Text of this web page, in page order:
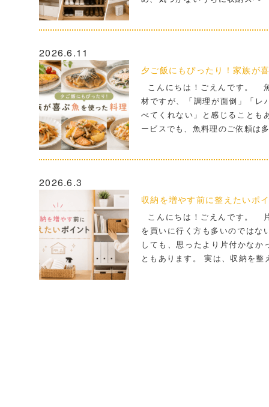
2026.6.11
夕ご飯にもぴったり！家族が
こんにちは！ごえんです。
材ですが、「調理が面倒」「レ
べてくれない」と感じること
ービスでも、魚料理のご依頼は
2026.6.3
収納を増やす前に整えたいポ
こんにちは！ごえんです。
を買いに行く方も多いのでは
しても、思ったより片付かな
ともあります。 実は、収納を